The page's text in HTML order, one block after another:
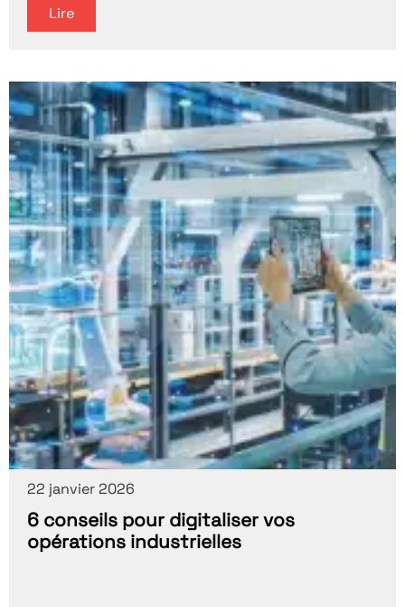
Lire
22 janvier 2026
6 conseils pour digitaliser vos
opérations industrielles